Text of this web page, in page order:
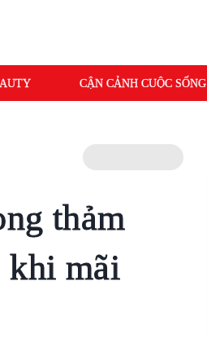
CẬN CẢNH CUỘC SỐNG
thảm
khi mãi